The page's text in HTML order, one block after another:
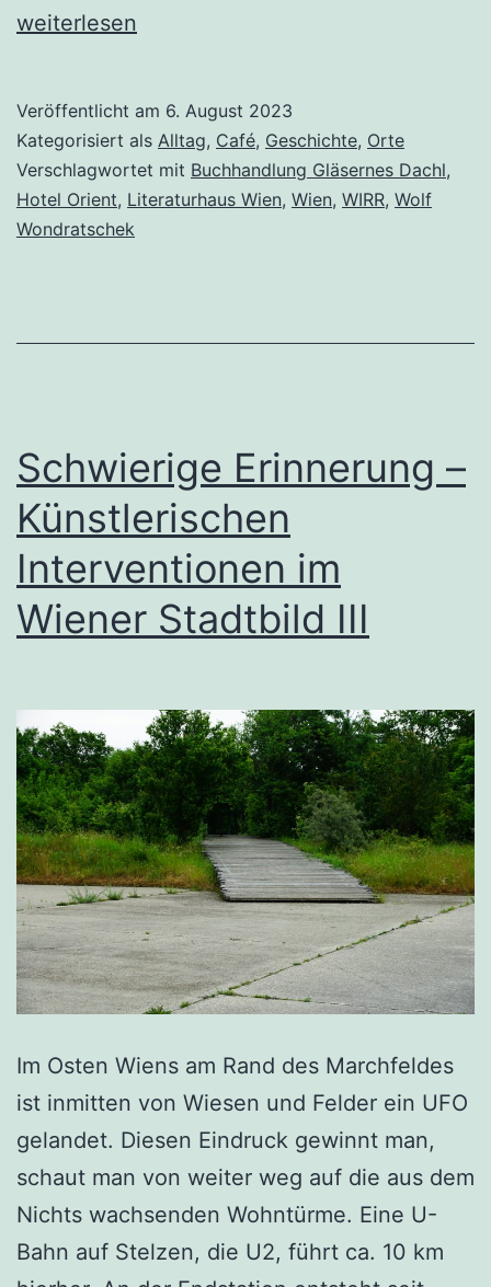
die
Suche
nach
weiterlesen
Veröffentlicht am 6. August 2023
Kategorisiert als Alltag, Café, Geschichte, Orte
Verschlagwortet mit Buchhandlung Gläsernes Dachl,
Hotel Orient, Literaturhaus Wien, Wien, WIRR, Wolf
Wondratschek
Schwierige Erinnerung –
Künstlerischen
Interventionen im
Wiener Stadtbild III
Im Osten Wiens am Rand des Marchfeldes
ist inmitten von Wiesen und Felder ein UFO
gelandet. Diesen Eindruck gewinnt man,
schaut man von weiter weg auf die aus dem
Nichts wachsenden Wohntürme. Eine U-
Bahn auf Stelzen, die U2, führt ca. 10 km